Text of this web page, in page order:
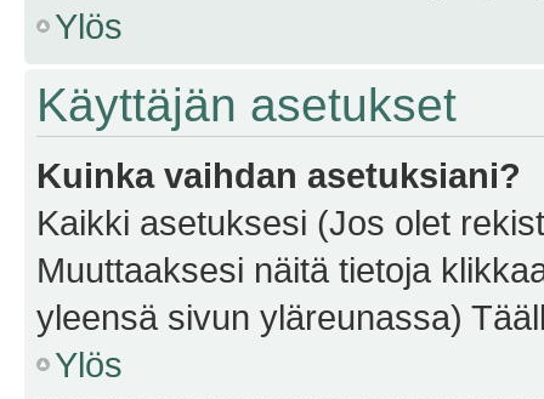
Ylös
Käyttäjän asetukset
Kuinka vaihdan asetuksiani?
Kaikki asetuksesi (Jos olet
Muuttaaksesi näitä tietoja
yleensä sivun yläreunassa)
Ylös